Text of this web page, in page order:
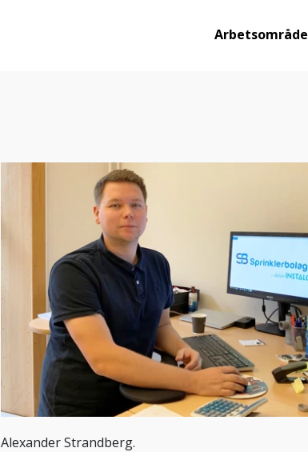
Arbetsområde
Alexander Strandberg.